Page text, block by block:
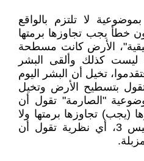
لا تلتزم بالواقع
خطأ يجب تجاوزها برمتها
الأرض كانت مسطحة
ليست كذلك وألقى البشر
تخيل أن البشر اليوم
تقول بتسطيح الأرض وتخيل
"الصارمة" تقول أن
(يجب) تجاوزها برمتها ولا
نقاش في ذلك، 1+1=2 وليس 3، أي نظرية تقول أن